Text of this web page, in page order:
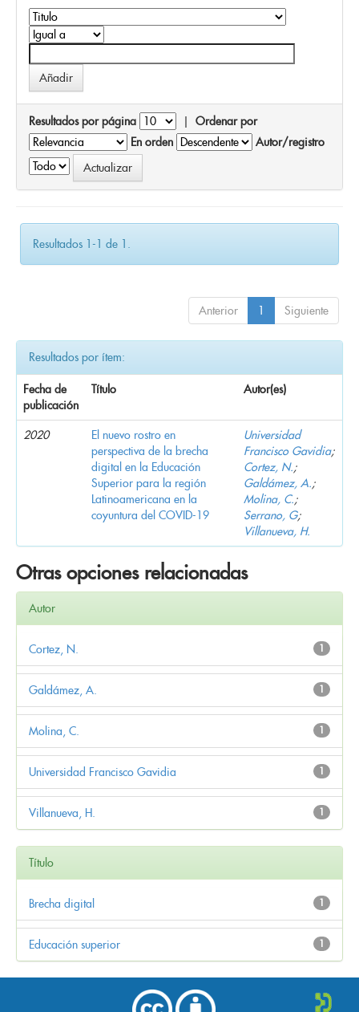
Resultados por página | Ordenar por
En orden
Autor/registro
Resultados 1-1 de 1.
Anterior 1 Siguiente
Resultados por ítem:
Fecha de
publicación
Título Autor(es)
2020
El nuevo rostro en
perspectiva de la brecha
digital en la Educación
Superior para la región
Latinoamericana en la
coyuntura del COVID-19
Universidad
Francisco Gavidia;
Cortez, N.;
Galdámez, A.;
Molina, C.;
Serrano, G;
Villanueva, H.
Otras opciones relacionadas
Autor
1
Cortez, N.
1
Galdámez, A.
1
Molina, C.
1
Universidad Francisco Gavidia
1
Villanueva, H.
Título
1
Brecha digital
1
Educación superior